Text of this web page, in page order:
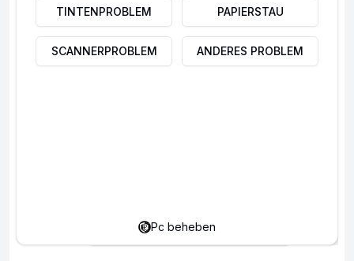
Öffnen Sie erneut die Druckerliste
Prüfen Sie, ob der Drucker noch vorhanden
Hier gibt's die Lösung.
TINTENPROBLEM PAPIERSTAU
SCANNERPROBLEM ANDERES PROBLEM
Pc beheben